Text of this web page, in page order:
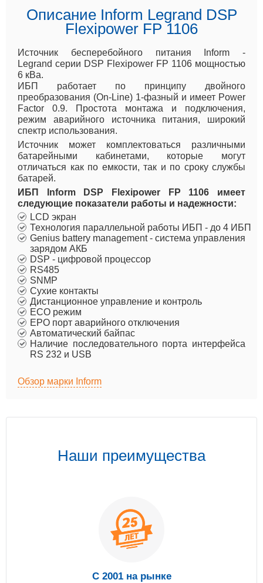
Описание Inform Legrand DSP
Flexipower FP 1106
Источник бесперебойного питания Inform -
Legrand серии DSP Flexipower FP 1106 мощностью
6 кВа.
ИБП работает по принципу двойного
преобразования (On-Line) 1-фазный и имеет Power
Factor 0.9. Простота монтажа и подключения,
режим аварийного источника питания, широкий
спектр использования.
Источник может комплектоваться различными
батарейными кабинетами, которые могут
отличаться как по емкости, так и по сроку службы
батарей.
ИБП Inform DSP Flexipower FP 1106 имеет
следующие показатели работы и надежности:
LCD экран
Технология параллельной работы ИБП - до 4 ИБП
Genius battery management - система управления
зарядом АКБ
DSP - цифровой процессор
RS485
SNMP
Сухие контакты
Дистанционное управление и контроль
ECO режим
EPO порт аварийного отключения
Автоматический байпас
Наличие последовательного порта интерфейса
RS 232 и USB
Обзор марки Inform
Наши преимущества
С 2001 на рынке